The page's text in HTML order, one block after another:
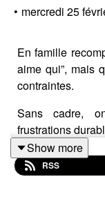
• mercredi 25
En famille
aime qui”, mais
contraintes.
Sans cadre,
frustrations
Dans cet
protéger le
Show more
RSS